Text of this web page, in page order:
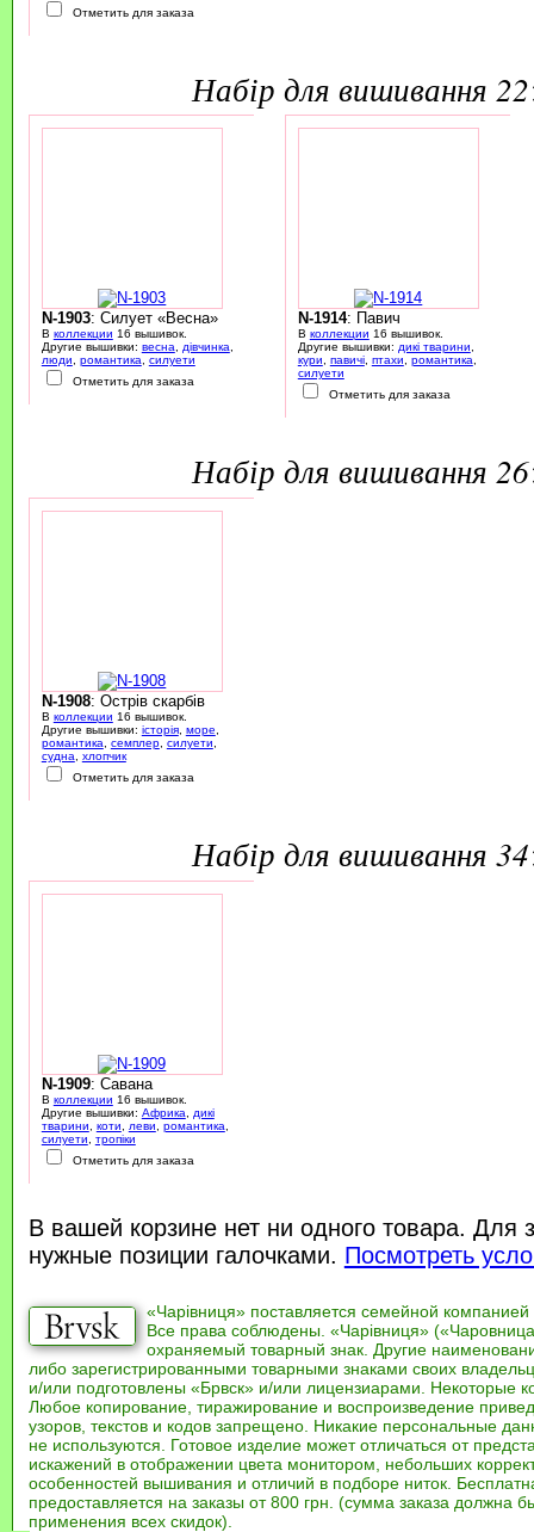
Отметить для заказа
набір для вишивання
N-1903: Силует «Весна»
В коллекции 16 вышивок.
Другие вышивки: весна, дівчинка,
люди, романтика, силуети
Отметить для заказа
N-1914: Павич
В коллекции 16 вышивок.
Другие вышивки: дикі тварини,
кури, павичі, птахи, романтика,
силуети
Отметить для заказа
набір для вишивання
N-1908: Острів скарбів
В коллекции 16 вышивок.
Другие вышивки: історія, море
романтика
семплер, силуети
судна
хлопчик
Отметить для заказа
набір для вишивання
N-1909: Савана
В коллекции 16 вышивок.
Другие вышивки: Африка
дикі
тварини
коти леви романтика
силуети
тропіки
Отметить для заказа
В вашей корзине нет ни одного товара. Для
нужные позиции галочками. Посмотреть
«Чарівниця» поставляется семейной компанией
Все права соблюдены. «Чарівниця»
охраняемый товарный знак. Другие
либо зарегистрированными товарными знаками своих
и/или подготовлены «Брвск» и/или лицензиарами. Некоторые
Любое копирование, тиражирование и воспроизведение
узоров, текстов и кодов запрещено. Никакие персональные
не используются. Готовое изделие может отличаться от
искажений в отображении цвета монитором, небольших
особенностей вышивания и отличий в подборе ниток.
предоставляется на заказы от 800 грн. (сумма заказа должна
применения всех скидок).